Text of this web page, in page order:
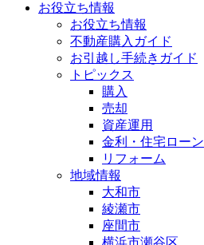
お役立ち情報
お役立ち情報
不動産購入ガイド
お引越し手続きガイド
トピックス
購入
売却
資産運用
金利・住宅ローン
リフォーム
地域情報
大和市
綾瀬市
座間市
横浜市瀬谷区